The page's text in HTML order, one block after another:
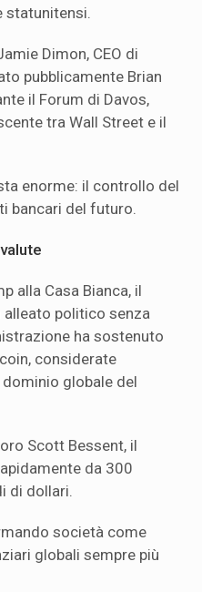
statunitensi.
Dimon, CEO di
pubblicamente Brian
il Forum di Davos,
tra Wall Street e il
enorme: il controllo del
bancari del futuro.
alla Casa Bianca, il
politico senza
ha sostenuto
considerate
globale del
Scott Bessent, il
da 300
di dollari.
società come
globali sempre più